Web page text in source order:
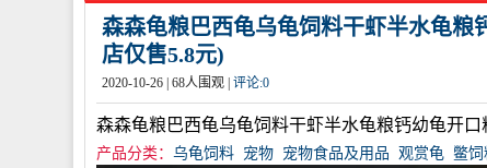
森森龟粮巴西龟乌龟饲料干虾半水龟粮
店仅售5.8元)
2020-10-26 | 68人围观 | 评论:0
森森龟粮巴西龟乌龟饲料干虾半水龟粮钙幼龟开口
产品分类： 乌龟饲料 宠物 宠物食品及用品 观赏龟 鳖饲